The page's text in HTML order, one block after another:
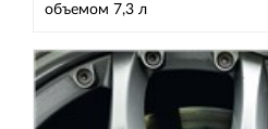
объемом 7,3 л